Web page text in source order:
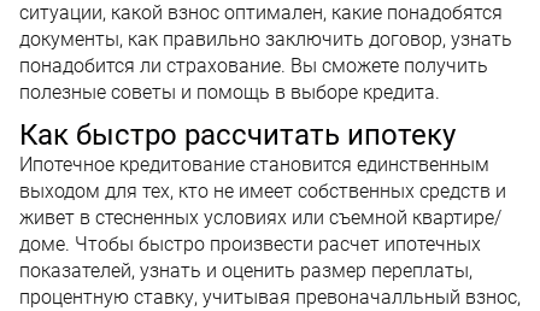
ситуации, какой взнос оптимален, какие понадобятся
документы, как правильно заключить договор, узнать
понадобится ли страхование. Вы сможете получить
полезные советы и помощь в выборе кредита.
Как быстро рассчитать ипотеку
Ипотечное кредитование становится единственным
выходом для тех, кто не имеет собственных средств и
живет в стесненных условиях или съемной квартире/
доме. Чтобы быстро произвести расчет ипотечных
показателей, узнать и оценить размер переплаты,
процентную ставку, учитывая превоначалльный взнос,